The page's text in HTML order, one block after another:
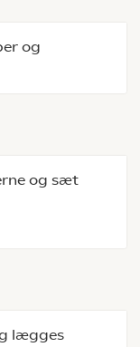
og
og sæt
lægges